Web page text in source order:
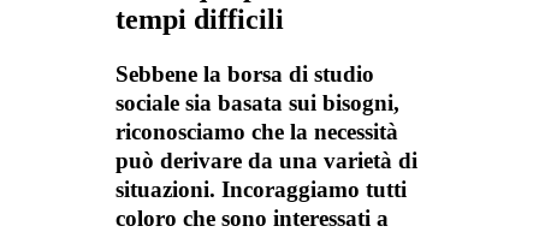
tempi difficili
Sebbene la borsa di studio
sociale sia basata sui bisogni,
riconosciamo che la necessità
può derivare da una varietà di
situazioni. Incoraggiamo tutti
coloro che sono interessati a